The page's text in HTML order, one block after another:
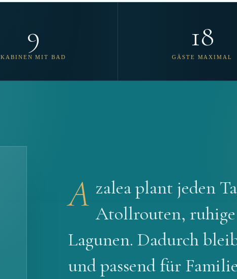
9
KABINEN MIT BAD
18
GÄSTE MAXIMAL
A zalea plant jeden
Atollrouten,
Lagunen. Dadurch
und passend für